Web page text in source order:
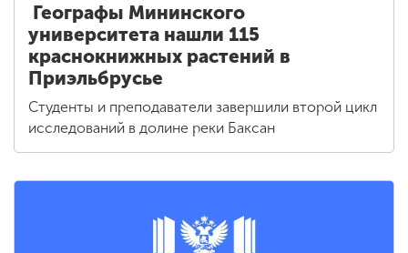
Географы Мининского
университета нашли 115
краснокнижных растений в
Приэльбрусье
Студенты и преподаватели завершили второй цикл
исследований в долине реки Баксан